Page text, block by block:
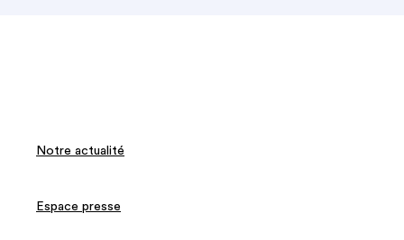
Notre actualité
Espace presse